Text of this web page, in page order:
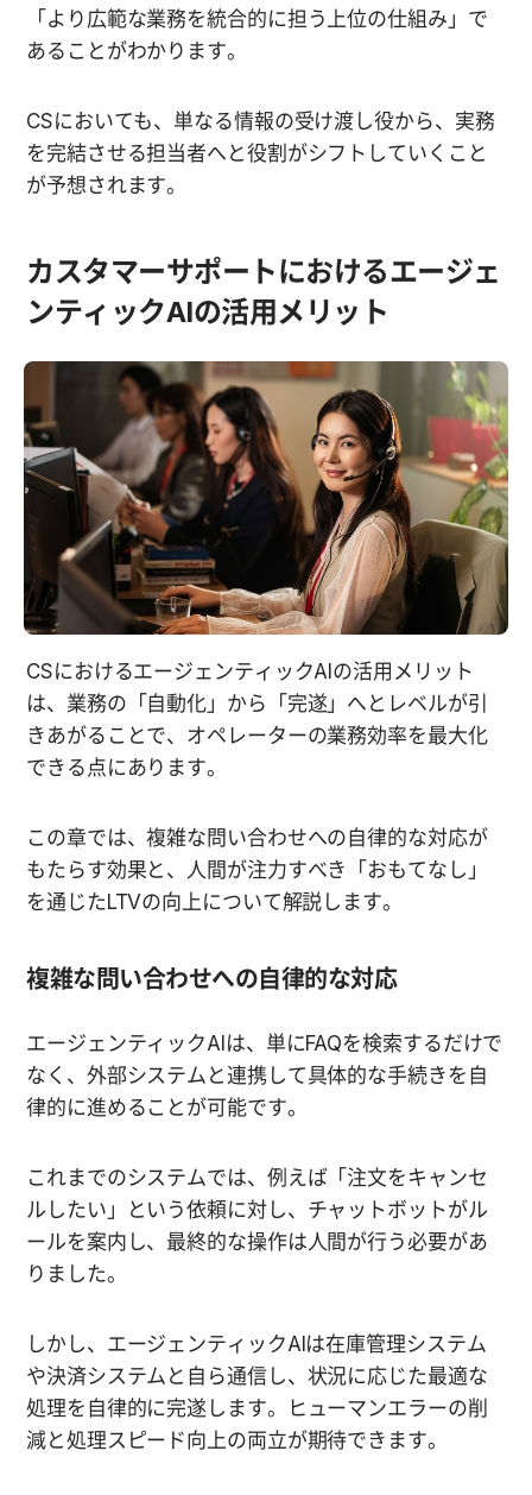
「より広範な業務を統合的に担う上位の仕組み」で
あることがわかります。
CSにおいても、単なる情報の受け渡し役から、実務
を完結させる担当者へと役割がシフトしていくこと
が予想されます。
カスタマーサポートにおけるエージェ
ンティックAIの活用メリット
CSにおけるエージェンティックAIの活用メリット
は、業務の「自動化」から「完遂」へとレベルが引
きあがることで、オペレーターの業務効率を最大化
できる点にあります。
この章では、複雑な問い合わせへの自律的な対応が
もたらす効果と、人間が注力すべき「おもてなし」
を通じたLTVの向上について解説します。
複雑な問い合わせへの自律的な対応
エージェンティックAIは、単にFAQを検索するだけで
なく、外部システムと連携して具体的な手続きを自
律的に進めることが可能です。
これまでのシステムでは、例えば「注文をキャンセ
ルしたい」という依頼に対し、チャットボットがル
ールを案内し、最終的な操作は人間が行う必要があ
りました。
しかし、エージェンティックAIは在庫管理システム
や決済システムと自ら通信し、状況に応じた最適な
処理を自律的に完遂します。ヒューマンエラーの削
減と処理スピード向上の両立が期待できます。